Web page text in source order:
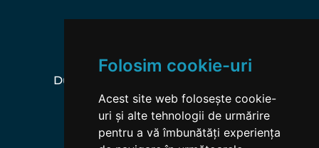
Folosim cookie-uri
Acest site web folosește cookie-
uri și alte tehnologii de urmărire
pentru a vă îmbunătăți experiența
Serviciu de Închinare
Duminica | 10:00-12:00 | (18:00-20:00)
Studiu Biblic:
Miercuri | 18:00-19:30